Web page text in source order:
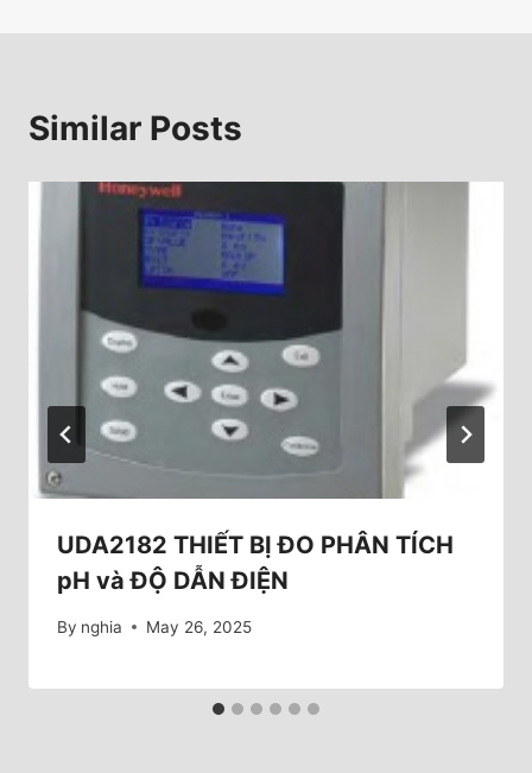
Similar Posts
UDA2182 THIẾT BỊ ĐO PHÂN TÍCH
pH và ĐỘ DẪN ĐIỆN
By nghia May 26, 2025